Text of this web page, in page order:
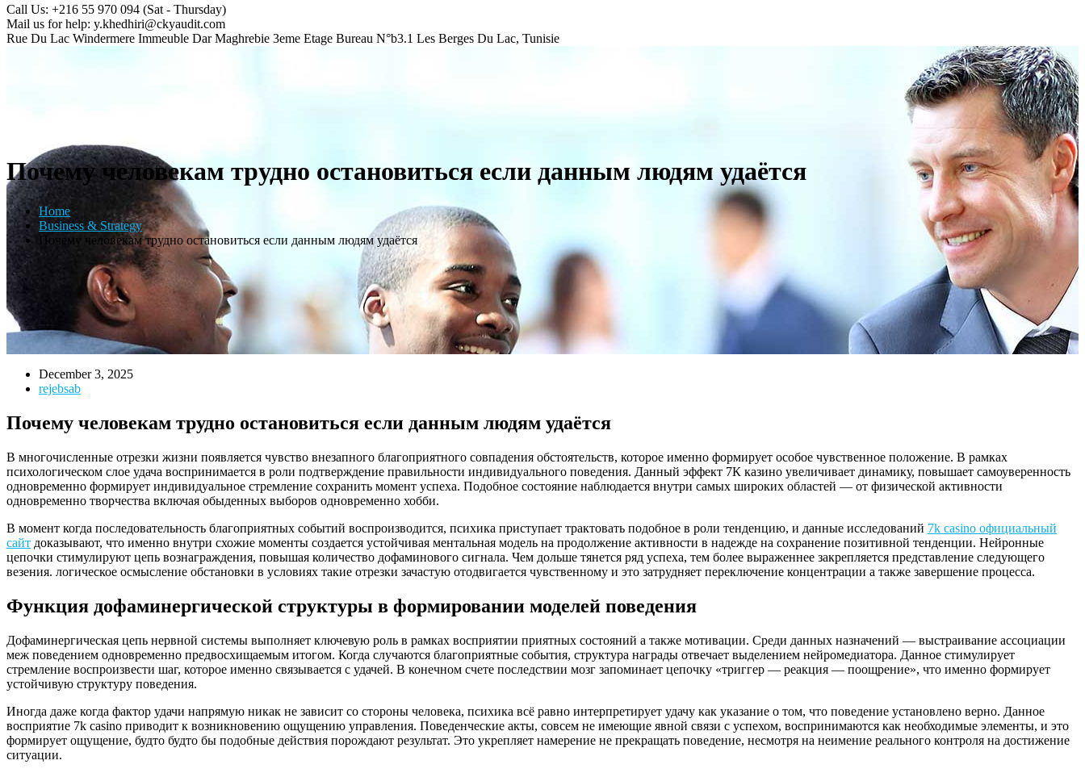
Call Us: +216 55 970 094 (Sat - Thursday)
Mail us for help: y.khedhiri@ckyaudit.com
Rue Du Lac Windermere Immeuble Dar Maghrebie 3eme Etage Bureau N°b3.1 Les Berges Du Lac, Tunisie
Почему человекам трудно остановиться если данным людям удаётся
Home
Business & Strategy
Почему человекам трудно остановиться если данным людям удаётся
December 3, 2025
rejebsab
Почему человекам трудно остановиться если данным людям удаётся
В многочисленные отрезки жизни появляется чувство внезапного благоприятного совпадения обстоятельств, которое именно формирует особое чувственное положение. В рамках
психологическом слое удача воспринимается в роли подтверждение правильности индивидуального поведения. Данный эффект 7К казино увеличивает динамику, повышает самоуверенность
одновременно формирует индивидуальное стремление сохранить момент успеха. Подобное состояние наблюдается внутри самых широких областей — от физической активности
одновременно творчества включая обыденных выборов одновременно хобби.
В момент когда последовательность благоприятных событий воспроизводится, психика приступает трактовать подобное в роли тенденцию, и данные исследований 7k casino официальный
сайт доказывают, что именно внутри схожие моменты создается устойчивая ментальная модель на продолжение активности в надежде на сохранение позитивной тенденции. Нейронные
цепочки стимулируют цепь вознаграждения, повышая количество дофаминового сигнала. Чем дольше тянется ряд успеха, тем более выраженнее закрепляется представление следующего
везения. логическое осмысление обстановки в условиях такие отрезки зачастую отодвигается чувственному и это затрудняет переключение концентрации а также завершение процесса.
Функция дофаминергической структуры в формировании моделей поведения
Дофаминергическая цепь нервной системы выполняет ключевую роль в рамках восприятии приятных состояний а также мотивации. Среди данных назначений — выстраивание ассоциации
меж поведением одновременно предвосхищаемым итогом. Когда случаются благоприятные события, структура награды отвечает выделением нейромедиатора. Данное стимулирует
стремление воспроизвести шаг, которое именно связывается с удачей. В конечном счете последствии мозг запоминает цепочку «триггер — реакция — поощрение», что именно формирует
устойчивую структуру поведения.
Иногда даже когда фактор удачи напрямую никак не зависит со стороны человека, психика всё равно интерпретирует удачу как указание о том, что поведение установлено верно. Данное
восприятие 7k casino приводит к возникновению ощущению управления. Поведенческие акты, совсем не имеющие явной связи с успехом, воспринимаются как необходимые элементы, и это
формирует ощущение, будто будто бы подобные действия порождают результат. Это укрепляет намерение не прекращать поведение, несмотря на неимение реального контроля на достижение
ситуации.